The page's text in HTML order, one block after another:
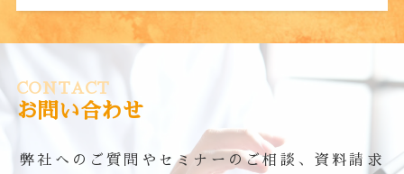
CONTACT
お問い合わせ
弊社へのご質問やセミナーのご相談、資料請求